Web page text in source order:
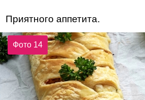
Приятного аппетита.
Фото 14